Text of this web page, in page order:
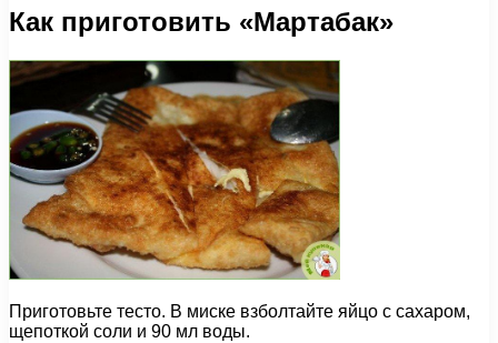
Как приготовить «Мартабак»
Приготовьте тесто. В миске взболтайте яйцо с сахаром,
щепоткой соли и 90 мл воды.